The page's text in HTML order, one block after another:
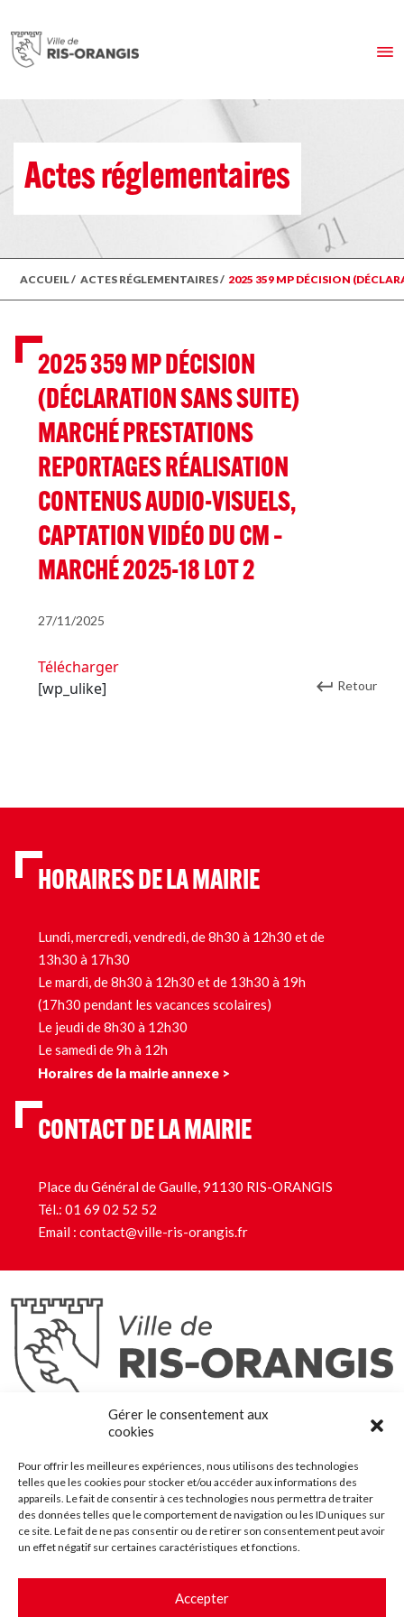
Gérer le consentement aux
cookies
Pour offrir les meilleures expériences, nous utilisons des technologies
telles que les cookies pour stocker et/ou accéder aux informations des
appareils. Le fait de consentir à ces technologies nous permettra de traiter
des données telles que le comportement de navigation ou les ID uniques sur
ce site. Le fait de ne pas consentir ou de retirer son consentement peut avoir
un effet négatif sur certaines caractéristiques et fonctions.
Accepter
Actes réglementaires
ACCUEIL/ ACTES RÉGLEMENTAIRES/ 2025 359 MP DÉCISION
2025 359 MP DÉCISION
(DÉCLARATION SANS SUITE)
MARCHÉ PRESTATIONS
REPORTAGES RÉALISATION
CONTENUS AUDIO-VISUELS,
CAPTATION VIDÉO DU CM –
MARCHÉ 2025-18 LOT 2
27/11/2025
Télécharger
[wp_ulike]
Retour
HORAIRES DE LA MAIRIE
Lundi, mercredi, vendredi, de 8h30 à 12h30 et de
13h30 à 17h30
Le mardi, de 8h30 à 12h30 et de 13h30 à 19h
(17h30 pendant les vacances scolaires)
Le jeudi de 8h30 à 12h30
Le samedi de 9h à 12h
Horaires de la mairie annexe >
CONTACT DE LA MAIRIE
Place du Général de Gaulle, 91130 RIS-ORANGIS
Tél.: 01 69 02 52 52
Email : contact@ville-ris-orangis.fr
Ris-Orangis
@2022 — Tous droits réservés
Plan du site
Contact
Accessibilité
Crédits
Les marchés publics
Suggestions & Améliorations